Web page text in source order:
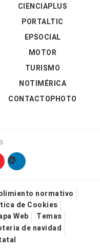
CIENCIAPLUS
PORTALTIC
EPSOCIAL
MOTOR
TURISMO
NOTIMÉRICA
CONTACTOPHOTO
normativo
de Cookies
Web
Temas
de navidad